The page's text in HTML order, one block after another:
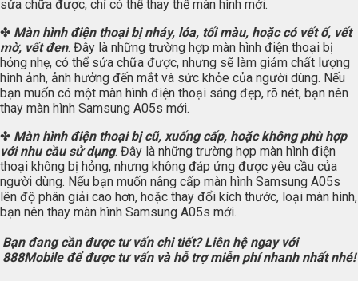
sửa chữa được, chỉ có thể thay thế màn hình mới.
✤ Màn hình điện thoại bị nháy, lóa, tối màu, hoặc có vết ố, vết
mờ, vết đen. Đây là những trường hợp màn hình điện thoại bị
hỏng nhẹ, có thể sửa chữa được, nhưng sẽ làm giảm chất lượng
hình ảnh, ảnh hưởng đến mắt và sức khỏe của người dùng. Nếu
bạn muốn có một màn hình điện thoại sáng đẹp, rõ nét, bạn nên
thay màn hình Samsung A05s mới.
✤ Màn hình điện thoại bị cũ, xuống cấp, hoặc không phù hợp
với nhu cầu sử dụng. Đây là những trường hợp màn hình điện
thoại không bị hỏng, nhưng không đáp ứng được yêu cầu của
người dùng. Nếu bạn muốn nâng cấp màn hình Samsung A05s
lên độ phân giải cao hơn, hoặc thay đổi kích thước, loại màn hình,
bạn nên thay màn hình Samsung A05s mới.
Bạn đang cần được tư vấn chi tiết? Liên hệ ngay với
888Mobile để được tư vấn và hỗ trợ miễn phí nhanh nhất nhé!